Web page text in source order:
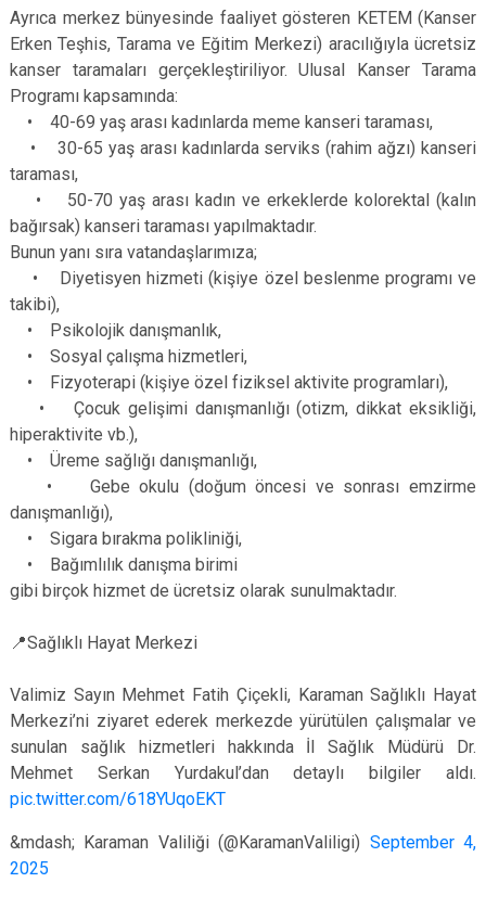
Ayrıca merkez bünyesinde faaliyet gösteren KETEM (Kanser
Erken Teşhis, Tarama ve Eğitim Merkezi) aracılığıyla ücretsiz
kanser taramaları gerçekleştiriliyor. Ulusal Kanser Tarama
Programı kapsamında:
• 40-69 yaş arası kadınlarda meme kanseri taraması,
• 30-65 yaş arası kadınlarda serviks (rahim ağzı) kanseri
taraması,
• 50-70 yaş arası kadın ve erkeklerde kolorektal (kalın
bağırsak) kanseri taraması yapılmaktadır.
Bunun yanı sıra vatandaşlarımıza;
• Diyetisyen hizmeti (kişiye özel beslenme programı ve
takibi),
• Psikolojik danışmanlık,
• Sosyal çalışma hizmetleri,
• Fizyoterapi (kişiye özel fiziksel aktivite programları),
• Çocuk gelişimi danışmanlığı (otizm, dikkat eksikliği,
hiperaktivite vb.),
• Üreme sağlığı danışmanlığı,
• Gebe okulu (doğum öncesi ve sonrası emzirme
danışmanlığı),
• Sigara bırakma polikliniği,
• Bağımlılık danışma birimi
gibi birçok hizmet de ücretsiz olarak sunulmaktadır.
📍Sağlıklı Hayat Merkezi
Valimiz Sayın Mehmet Fatih Çiçekli, Karaman Sağlıklı Hayat
Merkezi’ni ziyaret ederek merkezde yürütülen çalışmalar ve
sunulan sağlık hizmetleri hakkında İl Sağlık Müdürü Dr.
Mehmet Serkan Yurdakul’dan detaylı bilgiler aldı.
pic.twitter.com/618YUqoEKT
&mdash; Karaman Valiliği (@KaramanValiligi) September 4,
2025